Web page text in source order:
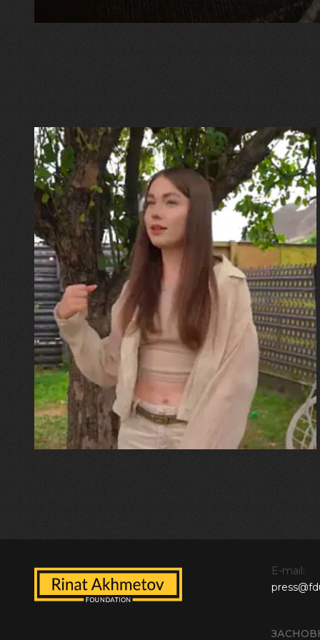
30.07.2026
Калина, Дарина та Віра Папроцькі
"Хвиля була, як від моря,
прозора і велика… Я ледве
встигла схопити племінницю"
E-mail: